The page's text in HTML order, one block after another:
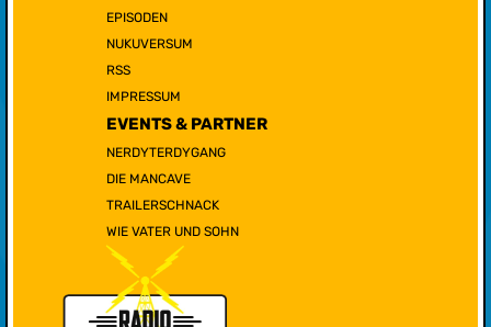
EPISODEN
NUKUVERSUM
RSS
IMPRESSUM
EVENTS & PARTNER
NERDYTERDYGANG
DIE MANCAVE
TRAILERSCHNACK
WIE VATER UND SOHN